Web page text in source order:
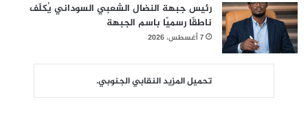
رئيس جبهة النضال الشعبي السوداني يُكلّف
ناطقًا رسميًا باسم الجبهة
7 أغسطس، 2026
تحميل المزيد النقابي الجنوبي.